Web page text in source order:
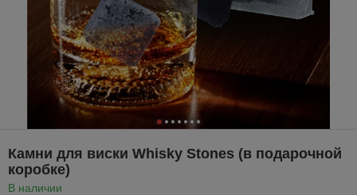
Камни для виски Whisky Stones (в подарочной
коробке)
В наличии